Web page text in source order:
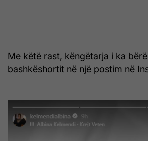
Me këtë rast, këngëtarja i ka
bashkëshortit në një postim në